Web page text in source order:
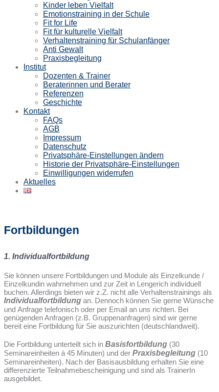
Kinder leben Vielfalt
Emotionstraining in der Schule
Fit for Life
Fit für kulturelle Vielfalt
Verhaltenstraining für Schulanfänger
Anti Gewalt
Praxisbegleitung
Institut
Dozenten & Trainer
Beraterinnen und Berater
Referenzen
Geschichte
Kontakt
FAQs
AGB
Impressum
Datenschutz
Privatsphäre-Einstellungen ändern
Historie der Privatsphäre-Einstellungen
Einwilligungen widerrufen
Aktuelles
Fortbildungen
1. Individualfortbildung
Sie können unsere Fortbildungen und Module als Einzelkunde /
Einzelkundin wahrnehmen und zur Zeit in Lengerich individuell
buchen. Allerdings bieten wir z.Z. nicht alle Verhaltenstrainings als
Individualfortbildung an. Dennoch können Sie gerne Wünsche
und Anfrage telefonisch oder per Email an uns richten. Bei
genügenden Anfragen (z.B. Gruppenanfragen) sind wir gerne
bereit eine Fortbildung für Sie auszurichten (deutschlandweit).
Die Fortbildung unterteilt sich in Basisfortbildung (30
Seminareinheiten á 45 Minuten) und der Praxisbegleitung (10
Seminareinheiten). Nach der Basisausbildung erhalten Sie eine
differenzierte Teilnahmebescheinigung und sind als TrainerIn
ausgebildet.